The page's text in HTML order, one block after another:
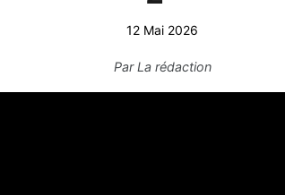
12 Mai 2026
ParLa rédaction